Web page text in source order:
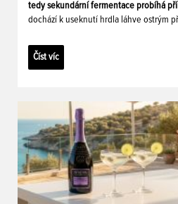
tedy sekundární fermentace probíhá
dochází k useknutí hrdla láhve ostrým
Číst víc